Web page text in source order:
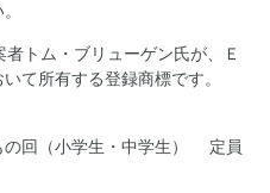
者トム・ブリューゲン氏が、Ｅ
て所有する登録商標です。
の回（小学生・中学生） 定員